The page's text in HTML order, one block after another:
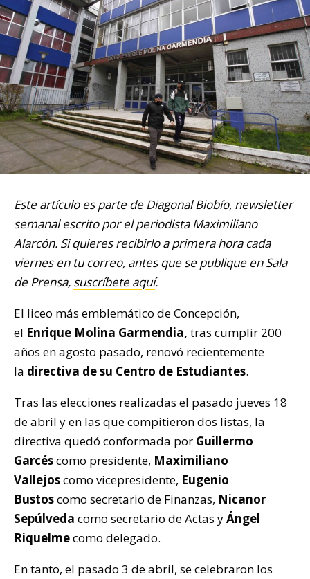
Este artículo es parte de Diagonal Biobío, newsletter
semanal escrito por el periodista Maximiliano
Alarcón. Si quieres recibirlo a primera hora cada
viernes en tu correo, antes que se publique en Sala
de Prensa, suscríbete aquí.
El liceo más emblemático de Concepción,
el Enrique Molina Garmendia, tras cumplir 200
años en agosto pasado, renovó recientemente
la directiva de su Centro de Estudiantes.
Tras las elecciones realizadas el pasado jueves 18
de abril y en las que compitieron dos listas, la
directiva quedó conformada por Guillermo
Garcéscomo presidente, Maximiliano
Vallejoscomo vicepresidente, Eugenio
Bustoscomo secretario de Finanzas, Nicanor
Sepúlveda como secretario de Actas yÁngel
Riquelmecomo delegado.
En tanto, el pasado 3 de abril, se celebraron los